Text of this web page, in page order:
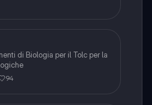
di Biologia per il Tolc per la
94